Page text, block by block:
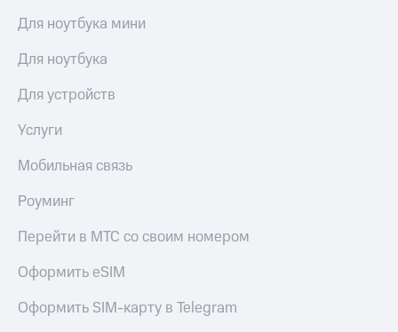
Для ноутбука мини
Для ноутбука
Для устройств
Услуги
Мобильная связь
Роуминг
Перейти в МТС со своим номером
Оформить eSIM
Оформить SIM-карту в Telegram